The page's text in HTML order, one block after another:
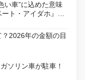
い車”に込めた意味
ト・アイダホ』が
活
2026年の金額の目
ソリン車が駐車！